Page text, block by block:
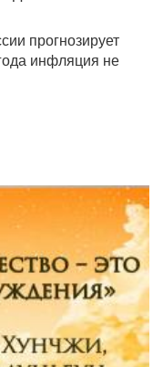
прогнозирует
инфляция не